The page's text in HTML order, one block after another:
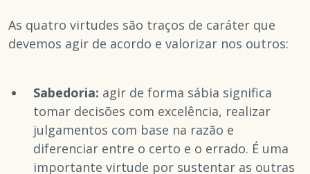
As quatro virtudes são traços de caráter que
devemos agir de acordo e valorizar nos outros:
Sabedoria: agir de forma sábia significa
tomar decisões com excelência, realizar
julgamentos com base na razão e
diferenciar entre o certo e o errado. É uma
importante virtude por sustentar as outras